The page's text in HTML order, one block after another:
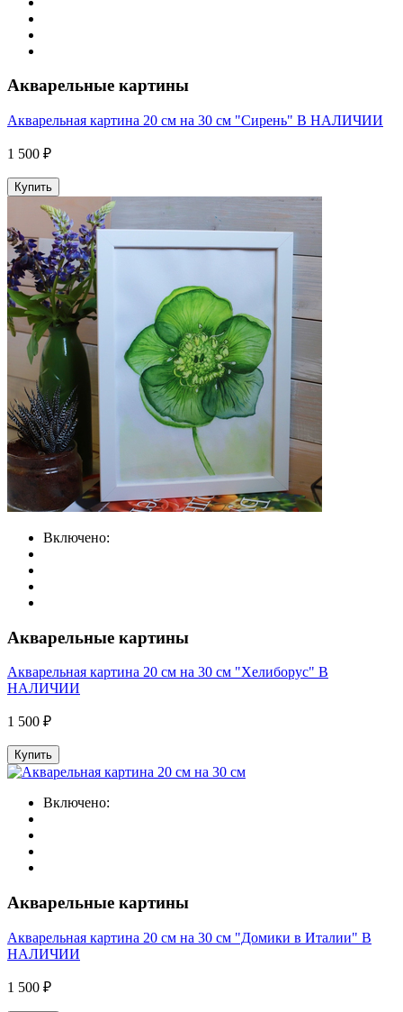
Акварельные картины
Акварельная картина 20 см на 30 см "Сирень" В НАЛИЧИИ
1 500 ₽
Купить
Включено:
Акварельные картины
Акварельная картина 20 см на 30 см "Хелиборус" В
НАЛИЧИИ
1 500 ₽
Купить
Включено:
Акварельные картины
Акварельная картина 20 см на 30 см "Домики в Италии" В
НАЛИЧИИ
1 500 ₽